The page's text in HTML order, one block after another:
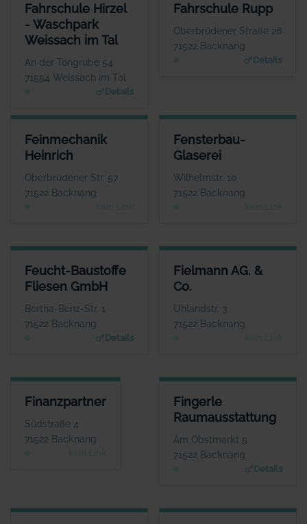
Fahrschule Hirzel
- Waschpark
Weissach im Tal
An der Tongrube 54
71554 Weissach im Tal
Details
FAHRSCHULE HIRZEL - WASCHPARK WEISSACH IM TAL
ANSPRECHPARTNER
Herr Timo Hirzel
www.fahrschule-hirzel.de; www.waschparkweissachim
tal.de
Fahrschule Rupp
Oberbrüdener Straße 26
71522 Backnang
Details
FAHRSCHULE RUPP
ANSPRECHPARTNER
Herr Andreas Rupp
www.fahrschule-rupp.d
e
Feinmechanik
Heinrich
Oberbrüdener Str. 57
71522 Backnang
FEINMECHANIK HEINRICH
ANSPRECHPARTNER
Herr Jürgen Heinrich
WEBSITE
Keine Website hinterlegt
Fensterbau-
Glaserei
Wilhelmstr. 10
71522 Backnang
FENSTERBAU-GLASEREI
ANSPRECHPARTNER
Herr Jörg Fahrbach
Feucht-Baustoffe
Fliesen GmbH
Bertha-Benz-Str. 1
71522 Backnang
Details
FEUCHT-BAUSTOFFE FLIESEN GMBH
ANSPRECHPARTNER
Herr Volker Nasser
WEBSITE
www.feucht-backnang.de
Fielmann AG. &
Co.
Uhlandstr. 3
71522 Backnang
FIELMANN AG. & CO.
Keine Website hinterlegt
Finanzpartner
Südstraße 4
71522 Backnang
FINANZPARTNER
ANSPRECHPARTNER
Herr Werner Grau
Keine Website hinterlegt
Fingerle
Raumausstattung
Am Obstmarkt 5
71522 Backnang
Details
FINGERLE
Frau Heike
www.fingerle-raumausstattun